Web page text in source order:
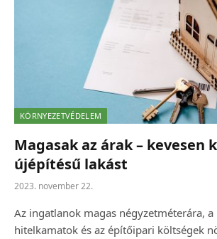
KÖRNYEZETVÉDELEM
Magasak az árak – kevesen
újépítésű lakást
2023. november 22.
Az ingatlanok magas négyzetméterára, a
hitelkamatok és az építőipari költségek